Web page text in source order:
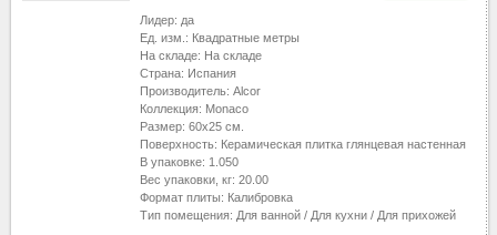
Лидер: да
Ед. изм.: Квадратные метры
На складе: На складе
Страна: Испания
Производитель: Alcor
Коллекция: Monaco
Размер: 60x25 см.
Поверхность: Керамическая плитка глянцевая настенная
В упаковке: 1.050
Вес упаковки, кг: 20.00
Формат плиты: Калибровка
Тип помещения: Для ванной / Для кухни / Для прихожей